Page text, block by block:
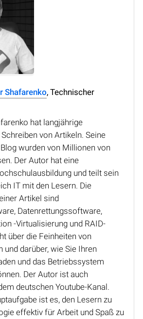
Shafarenko, Technischer
hat langjährige
von Artikeln. Seine
wurden von Millionen von
Der Autor hat eine
und teilt sein
IT mit den Lesern. Die
Artikel sind
Datenrettungssoftware,
-Virtualisierung und RAID-
über die Feinheiten von
und darüber, wie Sie Ihren
und das Betriebssystem
Der Autor ist auch
deutschen Youtube-Kanal.
ist es, den Lesern zu
effektiv für Arbeit und Spaß zu